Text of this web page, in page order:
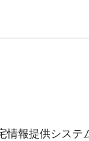
報提供システ